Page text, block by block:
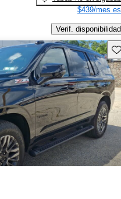
$439/mes
Verif. disponibilidad